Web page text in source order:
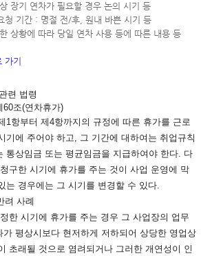
장기 연차가 필요할 경우 논의 시기 등
청 기간 : 명절 전/후, 원내 바쁜 시기 등
상황에 따라 당일 연차 사용 등에 따른 내용 등
기
련 법령
60조(연차휴가)
1항부터 제4항까지의 규정에 따른 휴가를 근로
기에 주어야 하고, 그 기간에 대하여는 취업규칙
통상임금 또는 평균임금을 지급하여야 한다. 다
구한 시기에 휴가를 주는 것이 사업 운영에 막
는 경우에는 그 시기를 변경할 수 있다.
려 사례
한 시기에 휴가를 주는 경우 그 사업장의 업무
가 평상시보다 현저하게 저하되어 상당한 영업상
초래될 것으로 염려되거나 그러한 개연성이 인